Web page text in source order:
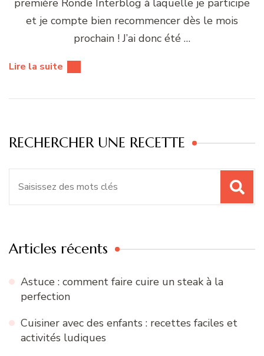
première Ronde Interblog à laquelle je participe
et je compte bien recommencer dès le mois
prochain ! J’ai donc été …
Lire la suite
RECHERCHER UNE RECETTE
Articles récents
Astuce : comment faire cuire un steak à la
perfection
Cuisiner avec des enfants : recettes faciles et
activités ludiques